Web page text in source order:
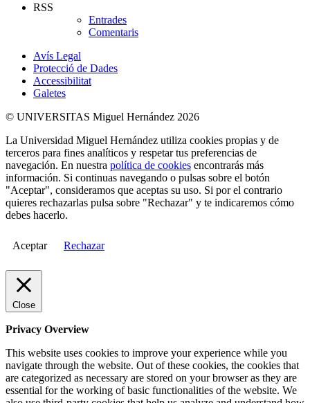
RSS
Entrades
Comentaris
Avís Legal
Protecció de Dades
Accessibilitat
Galetes
© UNIVERSITAS Miguel Hernández 2026
La Universidad Miguel Hernández utiliza cookies propias y de
terceros para fines analíticos y respetar tus preferencias de
navegación. En nuestra política de cookies encontrarás más
información. Si continuas navegando o pulsas sobre el botón
"Aceptar", consideramos que aceptas su uso. Si por el contrario
quieres rechazarlas pulsa sobre "Rechazar" y te indicaremos cómo
debes hacerlo.
Aceptar Rechazar
Close
Privacy Overview
This website uses cookies to improve your experience while you
navigate through the website. Out of these cookies, the cookies that
are categorized as necessary are stored on your browser as they are
essential for the working of basic functionalities of the website. We